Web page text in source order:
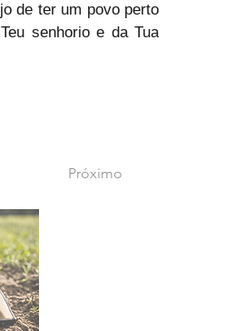
de ter um povo perto
senhorio e da Tua
Próximo